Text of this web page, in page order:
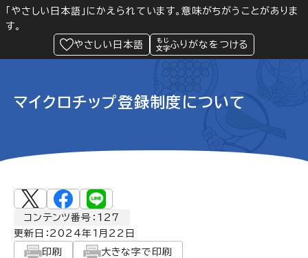
「やさしい日本語」にかえられています。意味がちがうことがありま
す。
やさしい日本語
ふりがなをつける
Language 閲覧支援
緊急情報
マイクロチップ登録制度について
コンテンツ番号：127
更新日： 2024年1月22日
印刷
大きな字で印刷